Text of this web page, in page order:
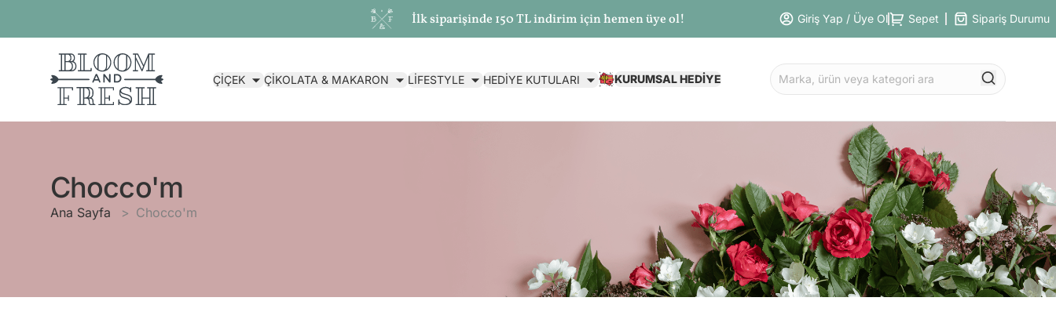
İlk siparişinde 150 TL indirim için hemen üye ol! Giriş Yap / Üye Ol Sepet Sipariş Durumu
ÇİÇEK ÇİKOLATA & MAKARON LİFESTYLE HEDİYE KUTULARI KURUMSAL HEDİYE
Chocco'm
Ana Sayfa Chocco'm